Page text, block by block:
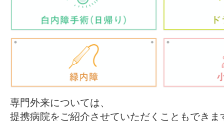
専門外来については、
提携病院をご紹介させていただくこともできま